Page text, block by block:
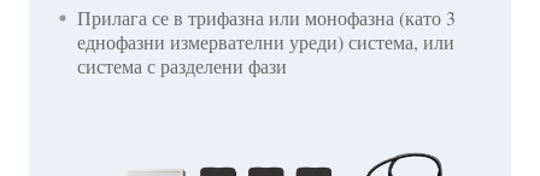
Прилага се в трифазна или монофазна (като 3
еднофазни измервателни уреди) система, или
система с разделени фази